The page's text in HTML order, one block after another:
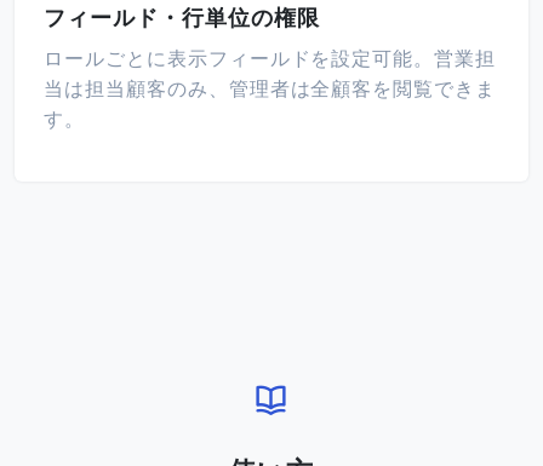
フィールド・行単位の権限
ロールごとに表示フィールドを設定可能。営業担
当は担当顧客のみ、管理者は全顧客を閲覧できま
す。